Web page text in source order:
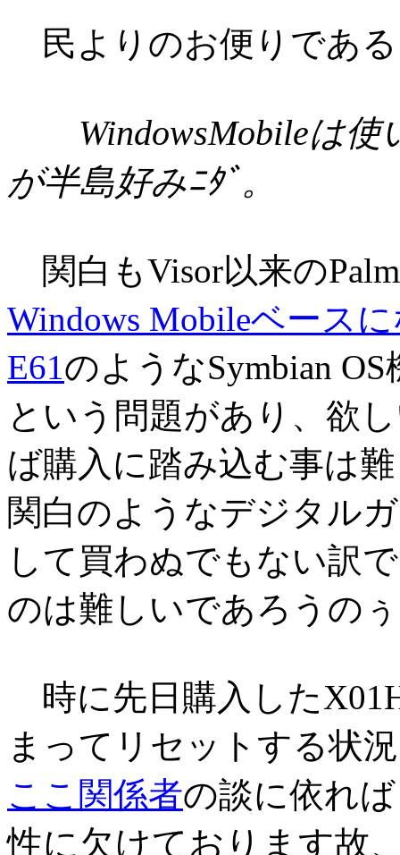
民よりのお便りであ
WindowsMobileは使
が半島好みﾆﾀﾞ。
関白もVisor以来の
Windows Mobileベース
E61のようなSymbian
という問題があり、欲
ば購入に踏み込む事は
関白のようなデジタル
して買わぬでもない訳
のは難しいであろうの
時に先日購入した
まってリセットする状
ここ関係者の談に依れ
性に欠けております故